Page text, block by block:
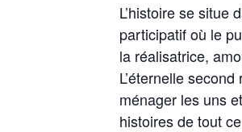
L’histoire se situe
participatif où le
la réalisatrice,
L’éternelle
ménager les uns
histoires de tout